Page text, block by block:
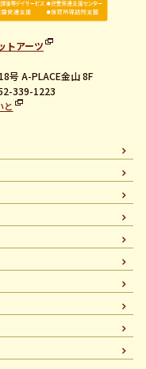
トアーツ
号 A-PLACE金山 8F
339-1223
と